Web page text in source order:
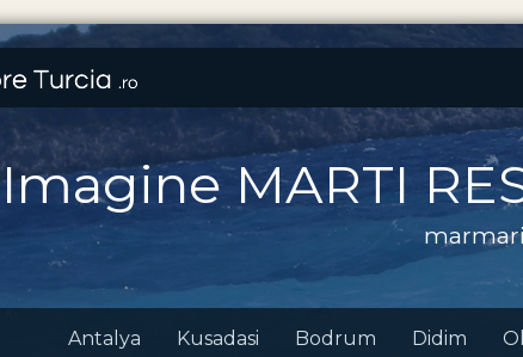
Imagine MARTI
Antalya Kusadasi Bodrum Didim